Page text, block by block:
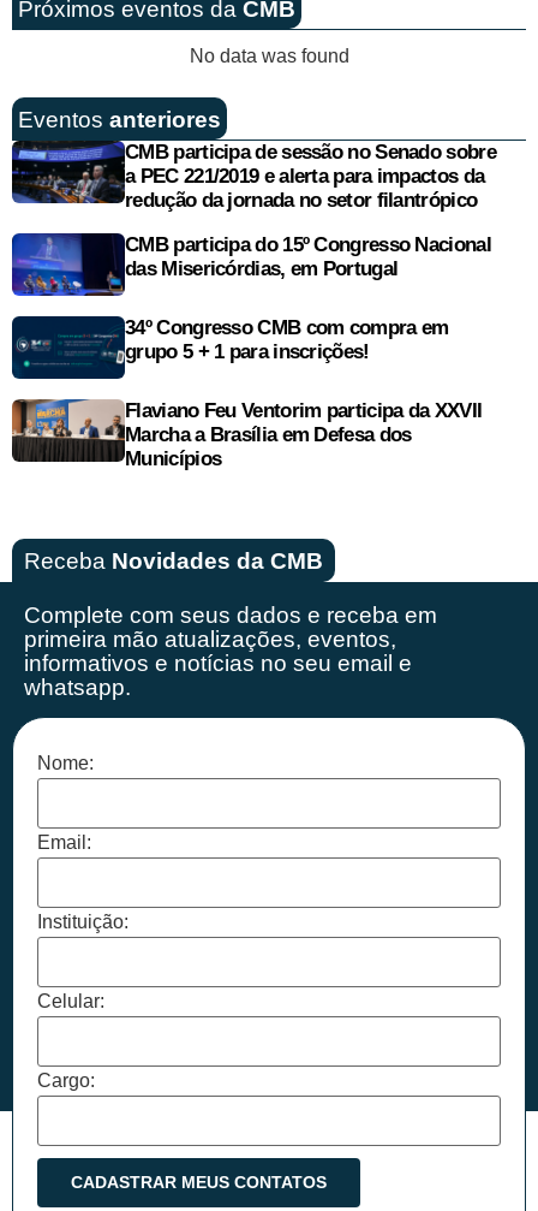
Próximos eventos da CMB
No data was found
Eventos anteriores
CMB participa de sessão no Senado sobre
a PEC 221/2019 e alerta para impactos da
redução da jornada no setor filantrópico
CMB participa do 15º Congresso Nacional
das Misericórdias, em Portugal
34º Congresso CMB com compra em
grupo 5 + 1 para inscrições!
Flaviano Feu Ventorim participa da XXVII
Marcha a Brasília em Defesa dos
Municípios
Receba Novidades da CMB
Complete com seus dados e receba em
primeira mão atualizações, eventos,
informativos e notícias no seu email e
whatsapp.
Nome:
Email:
Instituição:
Celular:
Cargo: